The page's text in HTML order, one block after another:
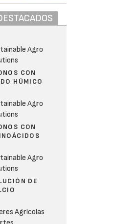
Agro
CON
HÚMICO
Agro
CON
Agro
DE
Agrícolas